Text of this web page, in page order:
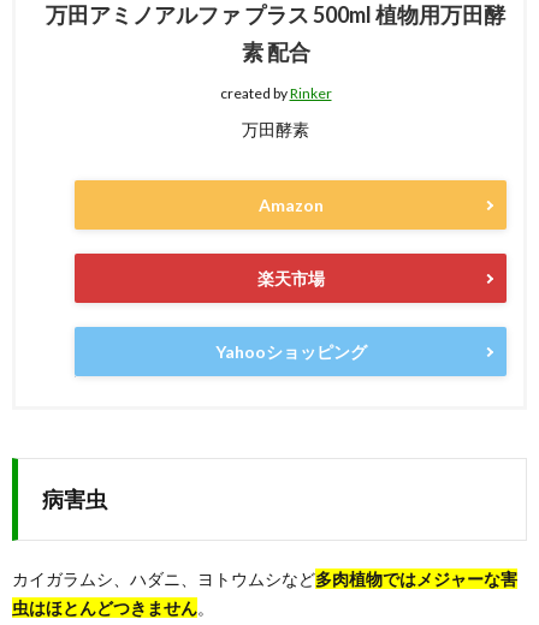
万田アミノアルファ プラス 500ml 植物用万田酵
素 配合
created byRinker
万田酵素
Amazon
楽天市場
Yahooショッピング
病害虫
カイガラムシ、ハダニ、ヨトウムシなど多肉植物ではメジャーな害
虫はほとんどつきません。